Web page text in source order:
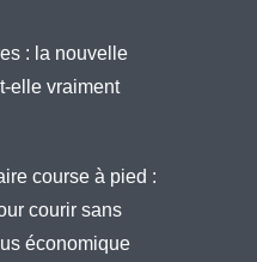
: la nouvelle
elle vraiment
course à pied :
courir sans
économique